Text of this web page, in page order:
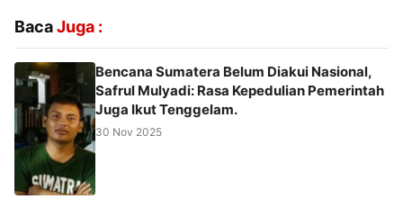
BacaJuga :
Bencana Sumatera Belum Diakui Nasional,
Safrul Mulyadi: Rasa Kepedulian Pemerintah
Juga Ikut Tenggelam.
30 Nov 2025